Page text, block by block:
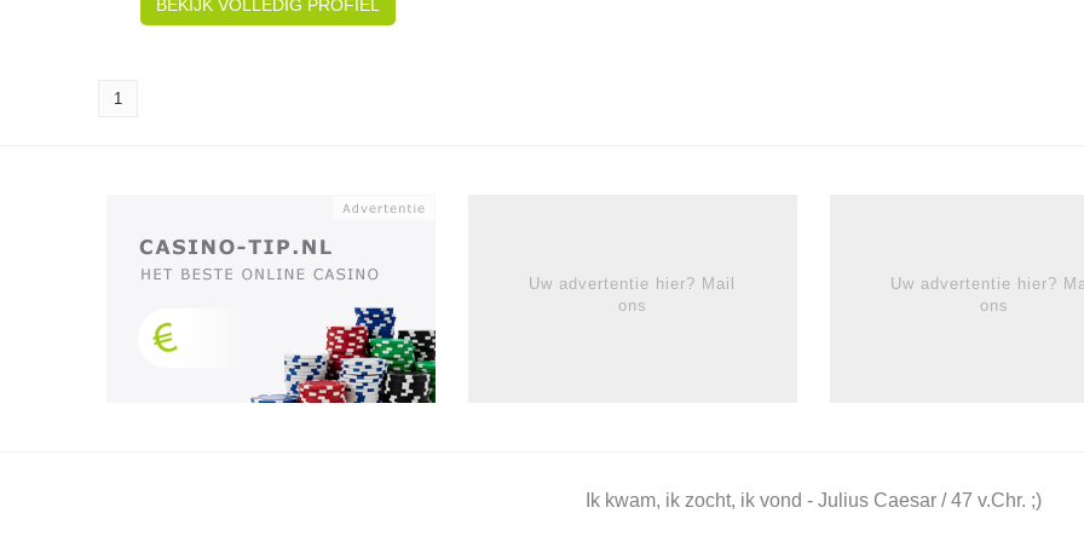
BEKIJK VOLLEDIG PROFIEL
1
Uw advertentie hier? Mail
ons
Uw advertentie hier?
ons
Ik kwam, ik zocht, ik vond - Julius Caesar / 47 v.Chr. ;)